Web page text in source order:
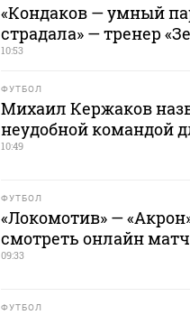
«Кондаков — умный
страдала» — тренер
10:53
ФУТБОЛ
Михаил Кержаков
неудобной командой
10:49
ФУТБОЛ
«Локомотив» —
смотреть онлайн матч
09:33
ФУТБОЛ